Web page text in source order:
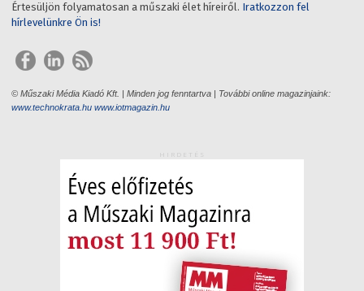
Értesüljön folyamatosan a műszaki élet híreiről. Iratkozzon fel
hírlevelünkre Ön is!
© Műszaki Média Kiadó Kft. | Minden jog fenntartva | További online magazinjaink:
www.technokrata.hu www.iotmagazin.hu
HIRDETÉS